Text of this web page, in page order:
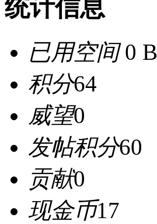
统计信息
已用空间0 B
积分64
威望0
发帖积分60
贡献0
现金币17